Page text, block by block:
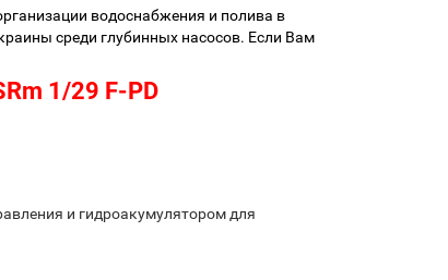
водоснабжения и полива в
среди глубинных насосов. Если Вам
1/29 F-PD
и гидроакумулятором для